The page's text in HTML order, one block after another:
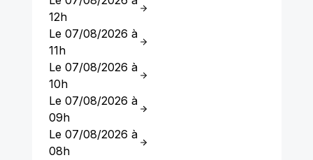
12h
Le 07/08/2026 à
11h
Le 07/08/2026 à
10h
Le 07/08/2026 à
09h
Le 07/08/2026 à
08h